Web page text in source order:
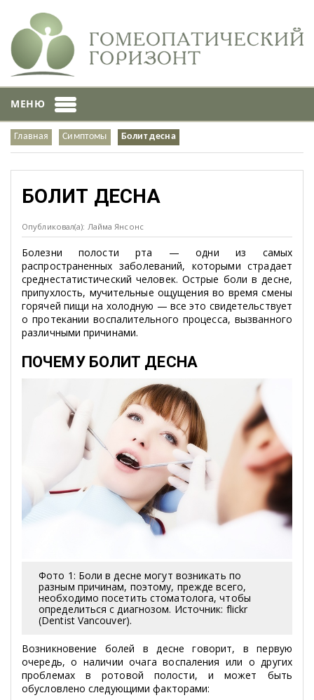
МЕНЮ
Главная Симптомы Болит десна
БОЛИТ ДЕСНА
Опубликовал(а): Лайма Янсонс
Болезни полости рта — одни из самых
распространенных заболеваний, которыми страдает
среднестатистический человек. Острые боли в десне,
припухлость, мучительные ощущения во время смены
горячей пищи на холодную — все это свидетельствует
о протекании воспалительного процесса, вызванного
различными причинами.
ПОЧЕМУ БОЛИТ ДЕСНА
Фото 1: Боли в десне могут возникать по
разным причинам, поэтому, прежде всего,
необходимо посетить стоматолога, чтобы
определиться с диагнозом. Источник: flickr
(Dentist Vancouver).
Возникновение болей в десне говорит, в первую
очередь, о наличии очага воспаления или о других
проблемах в ротовой полости, и может быть
обусловлено следующими факторами: